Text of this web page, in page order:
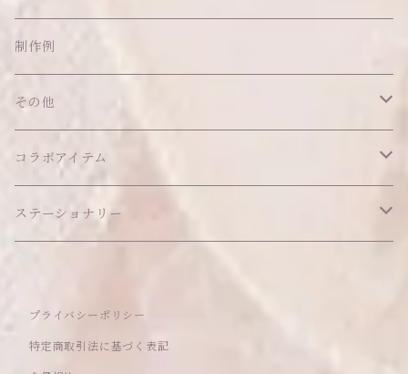
ショルダーバッグ
お散歩バッグ
ポーチ
コインケース
カードケース
キーホルダー
その他
ハンガー
マット
ヘッドドレス Sサイズ
ヘッドドレス Mサイズ
アウトフィット
その他
制作例
その他
あこがれシリーズ
福音シリーズ
おもちゃ
コラボアイテム
はるぽんの愛のつづき♡はるぽん生誕祭2026
ステーショナリー
プライバシーポリシー
特定商取引法に基づく表記